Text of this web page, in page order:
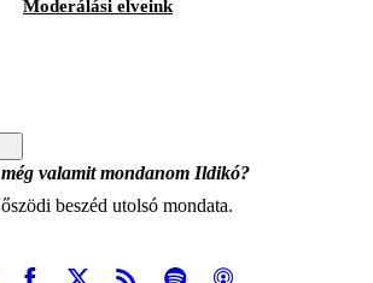
Moderálási elveink
valamit mondanom Ildikó?
beszéd utolsó mondata.